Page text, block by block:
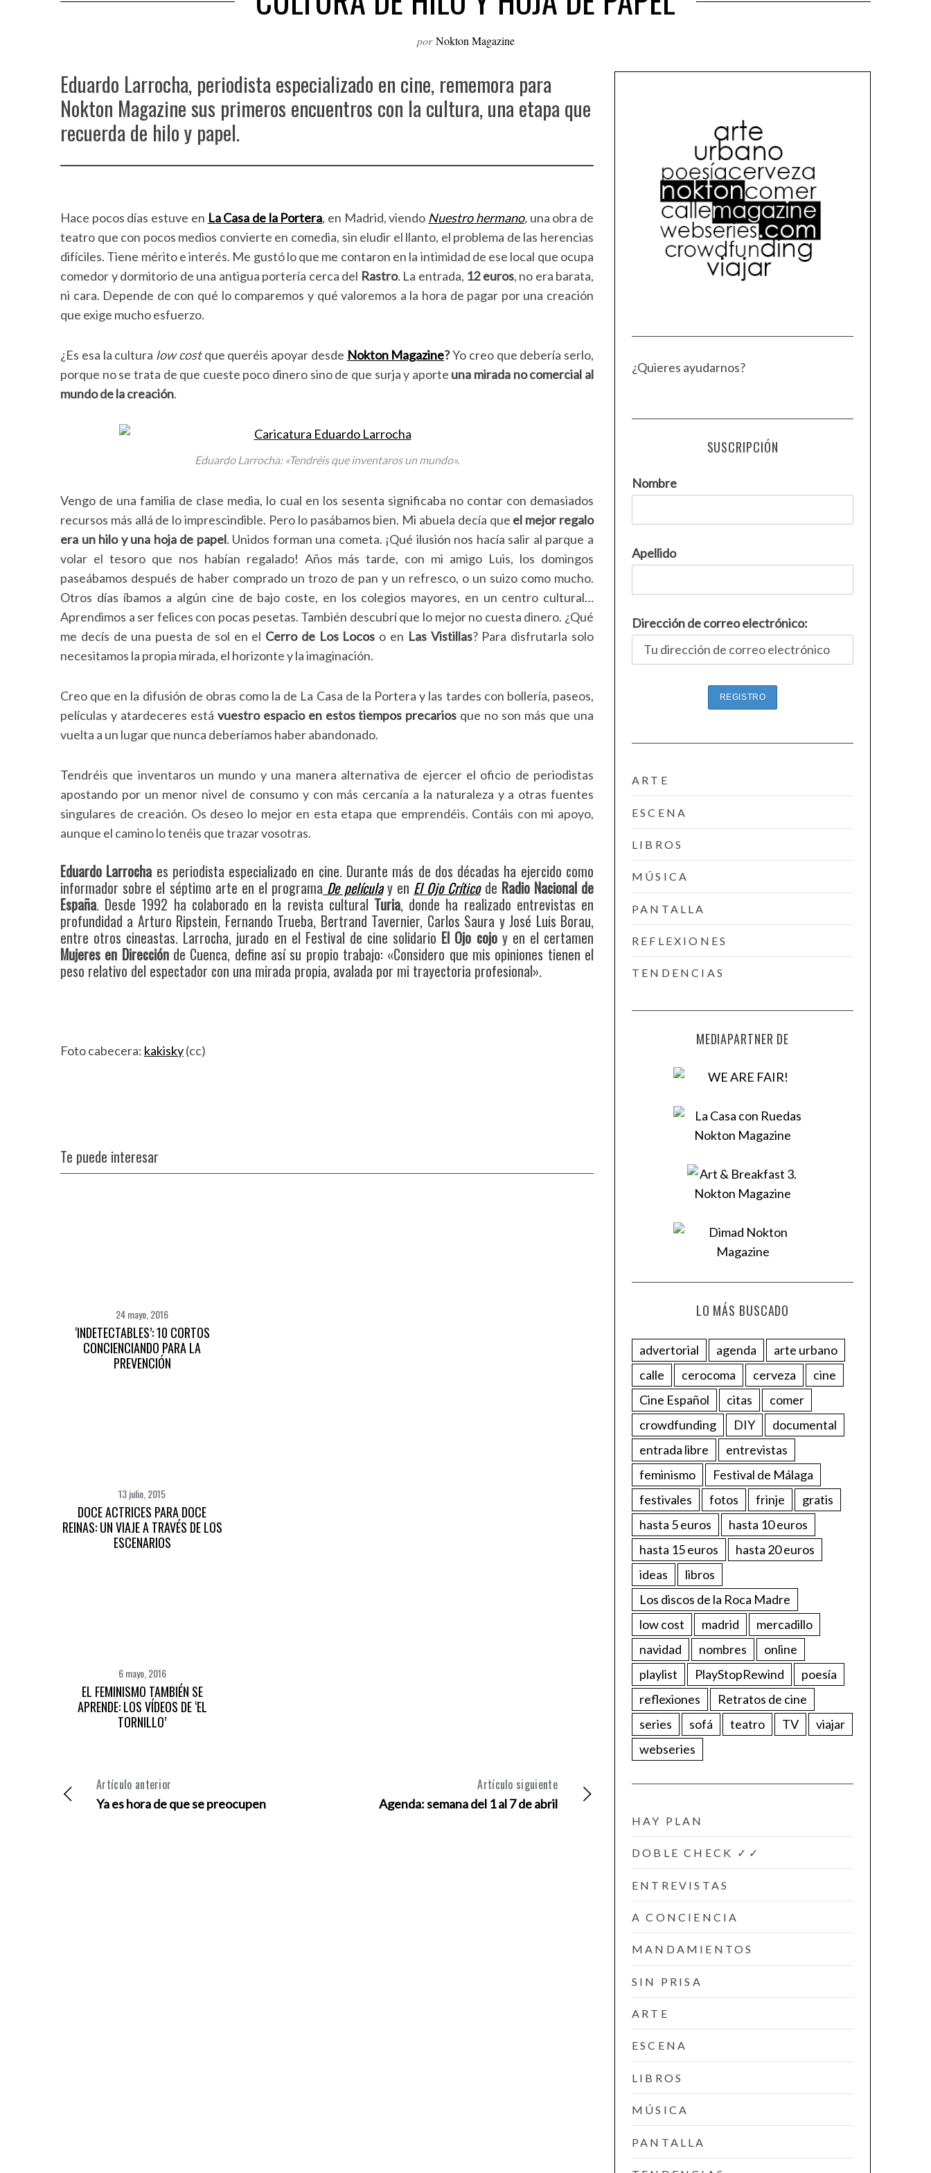
por Nokton Magazine
Eduardo Larrocha, periodista especializado en cine, rememora para
Nokton Magazine sus primeros encuentros con la cultura, una etapa que
recuerda de hilo y papel.
Hace pocos días estuve en La Casa de la Portera, en Madrid, viendo Nuestro hermano, una obra de
teatro que con pocos medios convierte en comedia, sin eludir el llanto, el problema de las herencias
difíciles. Tiene mérito e interés. Me gustó lo que me contaron en la intimidad de ese local que ocupa
comedor y dormitorio de una antigua portería cerca del Rastro.La entrada, 12 euros, no era barata,
ni cara. Depende de con qué lo comparemos y qué valoremos a la hora de pagar por una creación
que exige mucho esfuerzo.
¿Es esa la cultura low costque queréis apoyar desde Nokton Magazine?Yo creo que debería serlo,
porque no se trata de que cueste poco dinero sino de que surja y aporte una mirada no comercial al
mundo de la creación.
Eduardo Larrocha: «Tendréis que inventaros un mundo».
Vengo de una familia de clase media, lo cual en los sesenta significaba no contar con demasiados
recursos más allá de lo imprescindible. Pero lo pasábamos bien. Mi abuela decía que el mejor regalo
era un hilo y una hoja de papel. Unidos forman una cometa. ¡Qué ilusión nos hacía salir al parque a
volar el tesoro que nos habían regalado! Años más tarde, con mi amigo Luis, los domingos
paseábamos después de haber comprado un trozo de pan y un refresco, o un suizo como mucho.
Otros días íbamos a algún cine de bajo coste, en los colegios mayores, en un centro cultural…
Aprendimos a ser felices con pocas pesetas. También descubrí que lo mejor no cuesta dinero. ¿Qué
me decís de una puesta de sol en el Cerro de Los Locos o en Las Vistillas? Para disfrutarla solo
necesitamos la propia mirada, el horizonte y la imaginación.
Creo que en la difusión de obras como la de La Casa de la Portera y las tardes con bollería, paseos,
películas y atardeceres está vuestro espacio en estos tiempos precarios que no son más que una
vuelta a un lugar que nunca deberíamos haber abandonado.
Tendréis que inventaros un mundo y una manera alternativa de ejercer el oficio de periodistas
apostando por un menor nivel de consumo y con más cercanía a la naturaleza y a otras fuentes
singulares de creación. Os deseo lo mejor en esta etapa que emprendéis. Contáis con mi apoyo,
aunque el camino lo tenéis que trazar vosotras.
Eduardo Larrocha es periodista especializado en cine. Durante más de dos décadas ha ejercido como
informador sobre el séptimo arte en el programa De películay en El Ojo Críticode Radio Nacional de
España. Desde 1992 ha colaborado en la revista cultural Turia, donde ha realizado entrevistas en
profundidad a Arturo Ripstein, Fernando Trueba, Bertrand Tavernier, Carlos Saura y José Luis Borau,
entre otros cineastas. Larrocha, jurado en el Festival de cine solidario El Ojo cojoy en el certamen
Mujeres en Direcciónde Cuenca, define así su propio trabajo: «Considero que mis opiniones tienen el
peso relativo del espectador con una mirada propia, avalada por mi trayectoria profesional».
Foto cabecera: kakisky(cc)
Te puede interesar
24 mayo, 2016
‘INDETECTABLES’: 10 CORTOS
CONCIENCIANDO PARA LA
PREVENCIÓN
13 julio, 2015
DOCE ACTRICES PARA DOCE
REINAS: UN VIAJE A TRAVÉS DE LOS
ESCENARIOS
6 mayo, 2016
EL FEMINISMO TAMBIÉN SE
APRENDE: LOS VÍDEOS DE ‘EL
TORNILLO’
Artículo anterior
Ya es hora de que se preocupen
Artículo siguiente
Agenda: semana del 1 al 7 de abril
¿Quieres ayudarnos?
SUSCRIPCIÓN
Nombre
Apellido
Dirección de correo electrónico:
ARTE
ESCENA
LIBROS
MÚSICA
PANTALLA
REFLEXIONES
TENDENCIAS
MEDIAPARTNER DE
LO MÁS BUSCADO
advertorial agenda
arte urbano
calle
cerocoma cerveza
cine
Cine Español
citas
comer
crowdfunding
DIY
documental
entrada libre
entrevistas
feminismo
Festival de Málaga
festivales
fotos frinje
gratis
hasta 5 euros
hasta 10 euros
hasta 15 euros
hasta 20 euros
ideas
libros
Los discos de la Roca Madre
low cost
madrid
mercadillo
navidad
nombres
online
playlist
PlayStopRewind
poesía
reflexiones
Retratos de cine
series
sofá teatro TV
viajar
webseries
HAY PLAN
DOBLE CHECK ✓✓
ENTREVISTAS
A CONCIENCIA
MANDAMIENTOS
SIN PRISA
ARTE
ESCENA
LIBROS
MÚSICA
PANTALLA
S
e
a
r
c
h
f
o